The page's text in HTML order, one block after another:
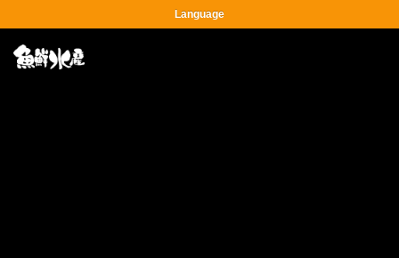
Language